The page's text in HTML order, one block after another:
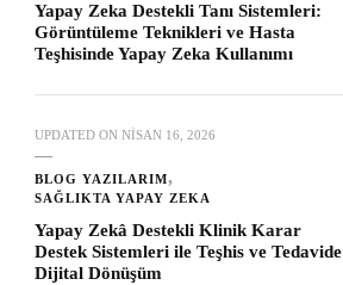
Yapay Zeka Destekli Tanı Sistemleri:
Görüntüleme Teknikleri ve Hasta
Teşhisinde Yapay Zeka Kullanımı
UPDATED ON NISAN 16, 2026
BLOG YAZILARIM
SAĞLIKTA YAPAY ZEKA
Yapay Zekâ Destekli Klinik Karar
Destek Sistemleri ile Teşhis ve Tedavide
Dijital Dönüşüm